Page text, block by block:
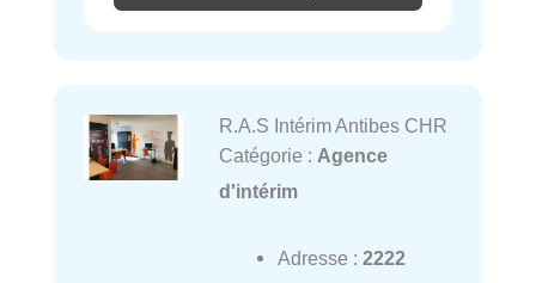
R.A.S Intérim Antibes CHR
Catégorie : Agence
d'intérim
Adresse : 2222